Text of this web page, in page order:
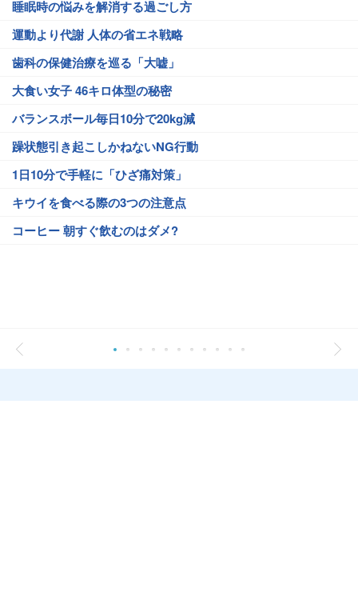
睡眠時の悩みを解消する過ごし方
運動より代謝 人体の省エネ戦略
歯科の保健治療を巡る「大嘘」
大食い女子 46キロ体型の秘密
バランスボール毎日10分で20kg減
躁状態引き起こしかねないNG行動
1日10分で手軽に「ひざ痛対策」
キウイを食べる際の3つの注意点
コーヒー 朝すぐ飲むのはダメ?